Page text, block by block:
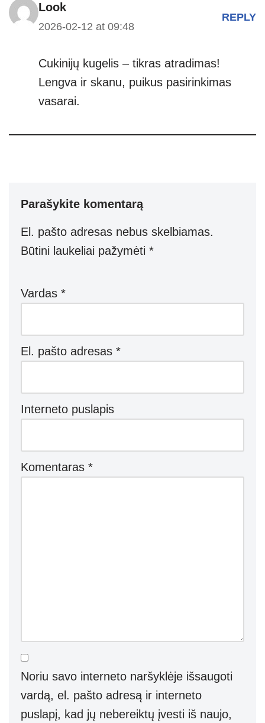
Look
2026-02-12 at 09:48
REPLY
Cukinijų kugelis – tikras atradimas!
Lengva ir skanu, puikus pasirinkimas
vasarai.
Parašykite komentarą
El. pašto adresas nebus skelbiamas.
Būtini laukeliai pažymėti *
Vardas *
El. pašto adresas *
Interneto puslapis
Komentaras *
Noriu savo interneto naršyklėje išsaugoti
vardą, el. pašto adresą ir interneto
puslapį, kad jų nebereiktų įvesti iš naujo,